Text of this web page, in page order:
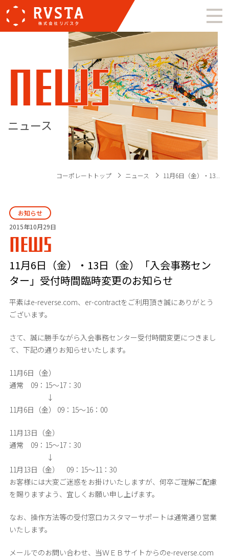
NEWS
ニュース
コーポレートトップ ニュース 11月6日（金）・13...
お知らせ
2015年10月29日
NEWS
11月6日（金）・13日（金）「入会事務セン
ター」受付時間臨時変更のお知らせ
平素はe-reverse.com、er-contractをご利用頂き誠にありがとう
ございます。
さて、誠に勝手ながら入会事務センター受付時間変更につきまし
て、下記の通りお知らせいたします。
11月6日（金）
通常 09：15～17：30
↓
11月6日（金） 09：15～16：00
11月13日（金）
通常 09：15～17：30
↓
11月13日（金） 09：15～11：30
お客様には大変ご迷惑をお掛けいたしますが、何卒ご理解ご配慮
を賜りますよう、宜しくお願い申し上げます。
なお、操作方法等の受付窓口カスタマーサポートは通常通り営業
いたします。
メールでのお問い合わせ、当ＷＥＢサイトからのe-reverse.com